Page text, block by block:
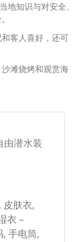
地知识与对安全、
客人喜好，还可
滩烧烤和观赏海
由潜水装
皮肤衣,
衣 –
手电筒,